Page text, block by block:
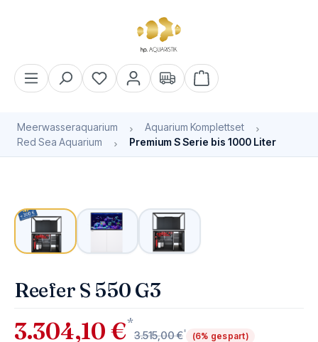
Warenkorb enthält 0
Meerwasseraquarium
Aquarium Komplettset
Red Sea Aquarium
Premium S Serie bis 1000 Liter
Reefer S 550 G3
3.304,10 €*
3.515,00 €* (6% gespart)